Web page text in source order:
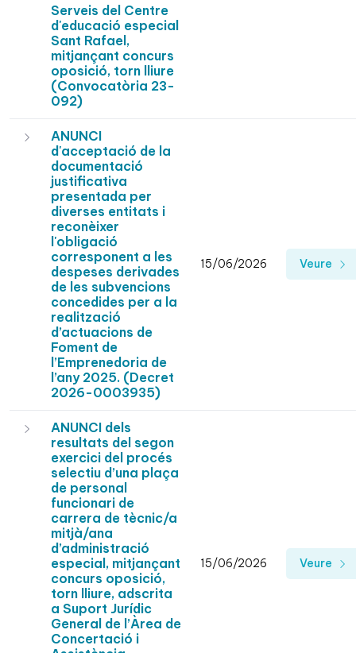
Serveis del Centre
d'educació especial
Sant Rafael,
mitjançant concurs
oposició, torn lliure
(Convocatòria 23-
092)
ANUNCI
d'acceptació de la
documentació
justificativa
presentada per
diverses entitats i
reconèixer
l'obligació
corresponent a les
despeses derivades
de les subvencions
concedides per a la
realització
d’actuacions de
Foment de
l’Emprenedoria de
l’any 2025. (Decret
2026-0003935)
15/06/2026 Veure
ANUNCI dels
resultats del segon
exercici del procés
selectiu d’una plaça
de personal
funcionari de
carrera de tècnic/a
mitjà/ana
d’administració
especial, mitjançant
concurs oposició,
torn lliure, adscrita
a Suport Jurídic
General de l’Àrea de
Concertació i
15/06/2026 Veure